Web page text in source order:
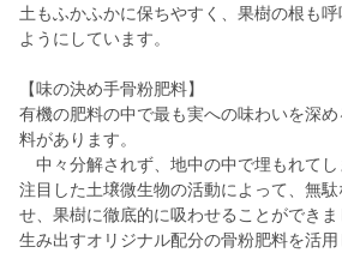
土もふかふかに保ちやすく、果樹の根も
ようにしています。
【味の決め手骨粉肥料】
有機の肥料の中で最も実への味わいを深
料があります。
中々分解されず、地中の中で埋もれてし
注目した土壌微生物の活動によって、無
せ、果樹に徹底的に吸わせることができ
生み出すオリジナル配分の骨粉肥料を活用